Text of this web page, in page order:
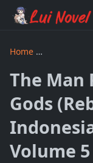
Home
The Man
Gods
Volume 5